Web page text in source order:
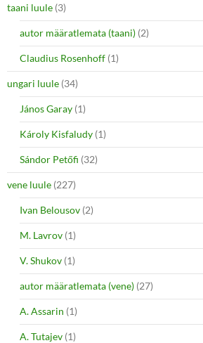
taani luule (3)
autor määratlemata (taani) (2)
Claudius Rosenhoff (1)
ungari luule (34)
János Garay (1)
Károly Kisfaludy (1)
Sándor Petőfi (32)
vene luule (227)
Ivan Belousov (2)
M. Lavrov (1)
V. Shukov (1)
autor määratlemata (vene) (27)
A. Assarin (1)
A. Tutajev (1)